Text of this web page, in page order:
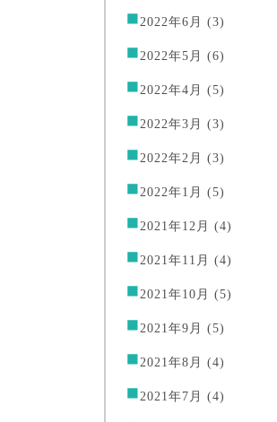
2022年6月 (3)
2022年5月 (6)
2022年4月 (5)
2022年3月 (3)
2022年2月 (3)
2022年1月 (5)
2021年12月 (4)
2021年11月 (4)
2021年10月 (5)
2021年9月 (5)
2021年8月 (4)
2021年7月 (4)